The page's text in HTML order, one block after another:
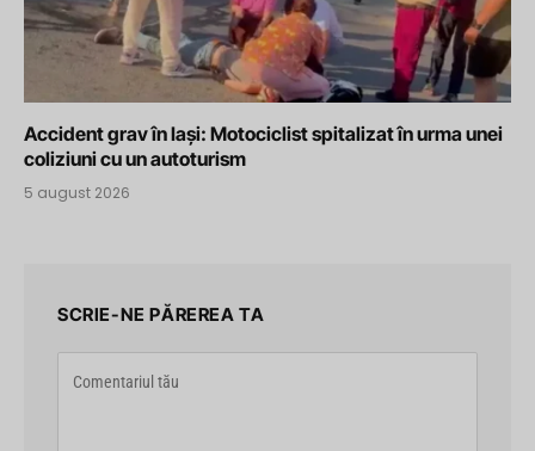
Accident grav în Iași: Motociclist spitalizat în urma unei
coliziuni cu un autoturism
5 august 2026
SCRIE-NE PĂREREA TA